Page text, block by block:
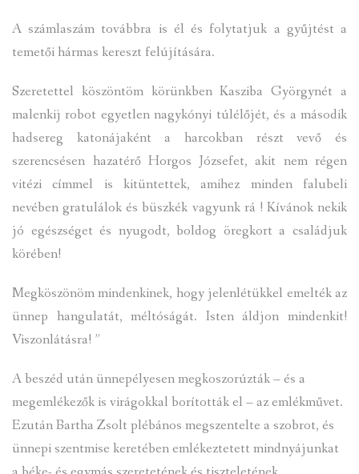
A számlaszám továbbra is él és folytatjuk a gyűjtést a
temetői hármas kereszt felújítására.
Szeretettel köszöntöm körünkben Kasziba Györgynét a
malenkij robot egyetlen nagykónyi túlélőjét, és a második
hadsereg katonájaként a harcokban részt vevő és
szerencsésen hazatérő Horgos Józsefet, akit nem régen
vitézi címmel is kitüntettek, amihez minden falubeli
nevében gratulálok és büszkék vagyunk rá ! Kívánok nekik
jó egészséget és nyugodt, boldog öregkort a családjuk
körében!
Megköszönöm mindenkinek, hogy jelenlétükkel emelték az
ünnep hangulatát, méltóságát. Isten áldjon mindenkit!
Viszonlátásra! ”
A beszéd után ünnepélyesen megkoszorúzták – és a
megemlékezők is virágokkal borították el – az emlékművet.
Ezután Bartha Zsolt plébános megszentelte a szobrot, és
ünnepi szentmise keretében emlékeztetett mindnyájunkat